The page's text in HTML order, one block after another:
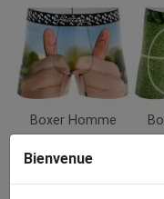
Boxer Homme
POUCES GOOD BAD...
Bienvenue